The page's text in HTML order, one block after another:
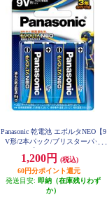
Panasonic 乾電池 エボルタNEO【9
V形/2本パック/ブリスターパッ
1,200円
(税込)
60円分ポイント還元
発送目安: 即納（在庫残りわず
か）